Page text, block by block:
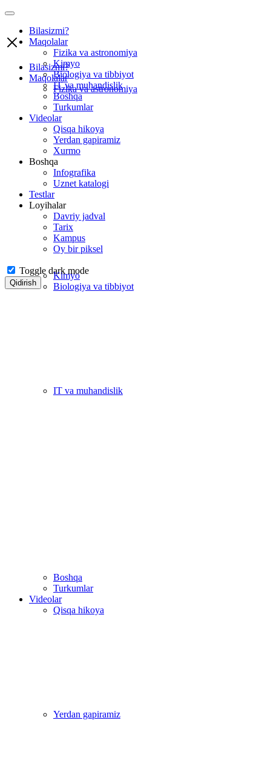
Bilasizmi?
Maqolalar
Fizika va astronomiya
Kimyo
Biologiya va tibbiyot
IT va muhandislik
Boshqa
Turkumlar
Videolar
Qisqa hikoya
Yerdan gapiramiz
Xurmo
Boshqa
Infografika
Uznet katalogi
Testlar
Loyihalar
Davriy jadval
Tarix
Kampus
Oy bir piksel
Toggle dark mode
Qidirish
Bilasizmi?
Maqolalar
Fizika va astronomiya
Kimyo
Biologiya va tibbiyot
IT va muhandislik
Boshqa
Turkumlar
Videolar
Qisqa hikoya
Yerdan gapiramiz